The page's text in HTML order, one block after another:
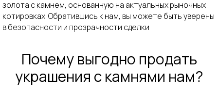
золота с камнем, основанную на актуальных рыночных
котировках. Обратившись к нам, вы можете быть уверены
в безопасности и прозрачности сделки
Почему выгодно продать
украшения с камнями нам?